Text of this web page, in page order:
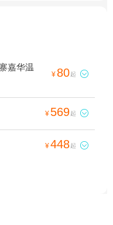
嘉华温
¥ 80起 
¥ 569起 
¥448起 